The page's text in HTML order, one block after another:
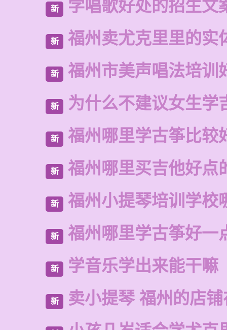
新 学唱歌好处的招生文
新 福州卖尤克里里的实
新 福州市美声唱法培训
新 为什么不建议女生学
新 福州哪里学古筝比较
新 福州哪里买吉他好点
新 福州小提琴培训学校
新 福州哪里学古筝好一
新 学音乐学出来能干嘛
新 卖小提琴 福州的店